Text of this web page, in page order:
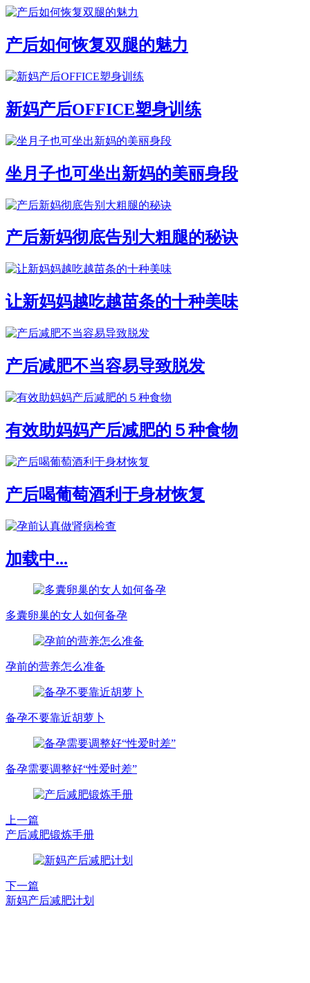
产后如何恢复双腿的魅力
新妈产后OFFICE塑身训练
坐月子也可坐出新妈的美丽身段
产后新妈彻底告别大粗腿的秘诀
让新妈妈越吃越苗条的十种美味
产后减肥不当容易导致脱发
有效助妈妈产后减肥的５种食物
产后喝葡萄酒利于身材恢复
加载中...
多囊卵巢的女人如何备孕
孕前的营养怎么准备
备孕不要靠近胡萝卜
备孕需要调整好“性爱时差”
上一篇
产后减肥锻炼手册
下一篇
新妈产后减肥计划